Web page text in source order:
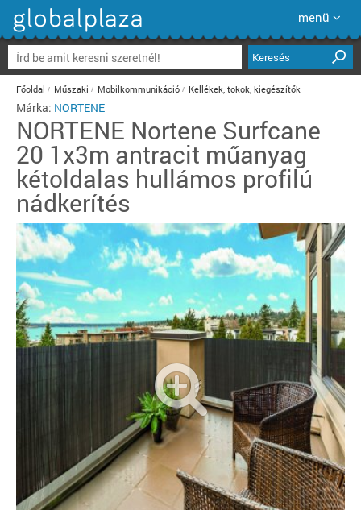
menü
Keresés
Főoldal Műszaki Mobilkommunikáció Kellékek, tokok, kiegészítők
Márka: NORTENE
NORTENE Nortene Surfcane
20 1x3m antracit műanyag
kétoldalas hullámos profilú
nádkerítés